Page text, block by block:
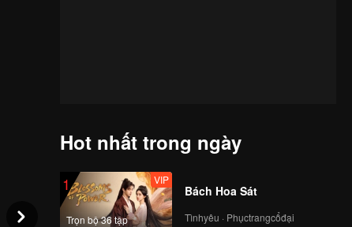
Hot nhất trong ngày
1
Trọn bộ 36 tập
VIP
Bách Hoa Sát
Tìnhyêu · Phụctrangcổđại